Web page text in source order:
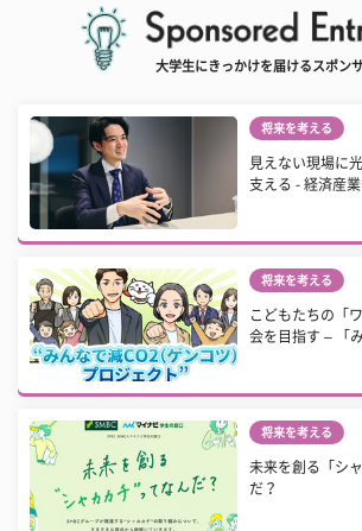
大学生にきっかけを届けるスポン
将来を考える
見えない現場に
支える - 経済産
将来を考える
こどもたちの「
会を目指す – 「
将来を考える
未来を創る「シ
だ？